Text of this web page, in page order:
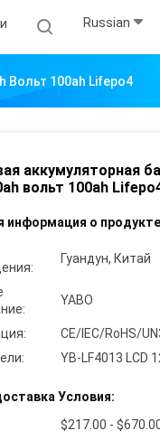
Russian
Вольт 100ah Lifepo4
аккумуляторная
вольт 100ah
информация о
Гуандун, Китай
YABO
CE/IEC/RoHS/
YB-LF4013 LCD
Условия:
$217.00 -